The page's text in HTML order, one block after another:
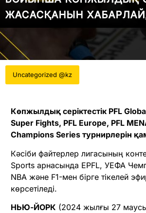
ЖАСАСҚАНЫН
Uncategorized @kz
Көпжылдық серіктестік PFL
Super Fights, PFL Europe, PFL
Champions Series турнирлерін
Кәсіби файтерлер лигасының
Sports арнасында EPFL, УЕФА
NBA және F1-мен бірге тікелей
көрсетіледі.
НЬЮ-ЙОРК (2024 жылғы 27